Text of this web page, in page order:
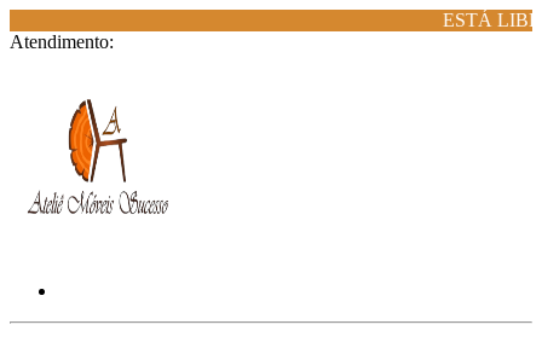
ESTÁ
Atendimento: